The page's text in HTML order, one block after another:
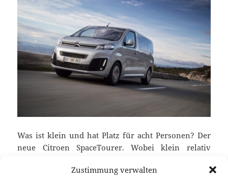
Zustimmung verwalten
Was ist klein und hat Platz für acht Personen? Der
neue Citroen SpaceTourer. Wobei klein relativ
nicht so klein, baut aber noch immer auf der